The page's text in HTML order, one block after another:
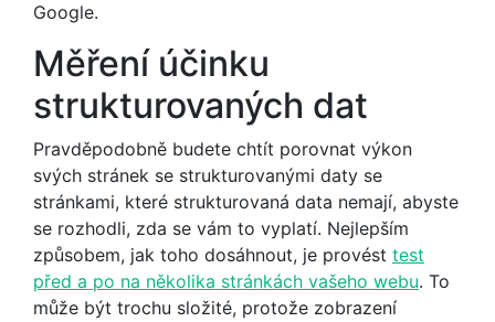
Google.
Měření účinku
strukturovaných dat
Pravděpodobně budete chtít porovnat výkon
svých stránek se strukturovanými daty se
stránkami, které strukturovaná data nemají, abyste
se rozhodli, zda se vám to vyplatí. Nejlepším
způsobem, jak toho dosáhnout, je provést test
před a po na několika stránkách vašeho webu. To
může být trochu složité, protože zobrazení